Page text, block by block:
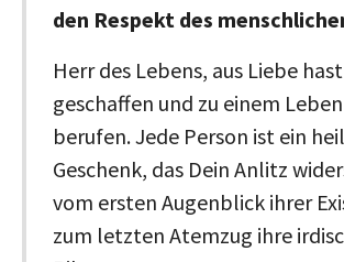
den Respekt des
Herr des Lebens, aus Liebe
geschaffen und zu einem
berufen. Jede Person ist ein
Geschenk, das Dein Anlitz
vom ersten Augenblick ihrer
zum letzten Atemzug ihre